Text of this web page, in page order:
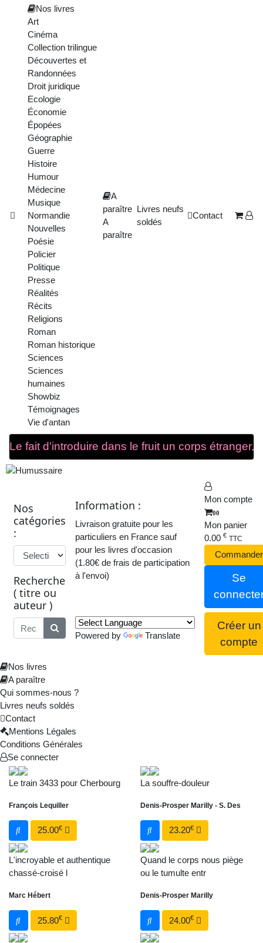
Nos livres
Art
Cinéma
Collection trilingue
Découvertes et
Randonnées
Droit juridique
Ecologie
Économie
Épopées
Géographie
Guerre
Histoire
Humour
Médecine
Musique
Normandie
Nouvelles
Poésie
Policier
Politique
Presse
Réalités
Récits
Religions
Roman
Roman historique
Sciences
Sciences
humaines
Showbiz
Témoignages
Vie d'antan
A
paraître
A
paraître
Livres neufs
soldés
Contact
Nos
catégories
:
Recherche
( titre ou
auteur )
Information :
Livraison gratuite pour les
particuliers en France sauf
pour les livres d'occasion
(1.80€ de frais de participation
à l'envoi)
Powered by Translate
Mon compte
00
Mon panier
0.00 € TTC
Commander
Se
Créer un
compte
Nos livres
A paraître
Qui sommes-nous ?
Livres neufs soldés
Contact
Mentions Légales
Conditions Générales
Se connecter
Le train 3433 pour Cherbourg
François Lequiller
25.00€
La souffre-douleur
Denis-Prosper Marilly - S. Des
23.20€
L'incroyable et authentique
chassé-croisé l
Marc Hébert
25.80€
Quand le corps nous piège
ou le tumulte entr
Denis-Prosper Marilly
24.00€